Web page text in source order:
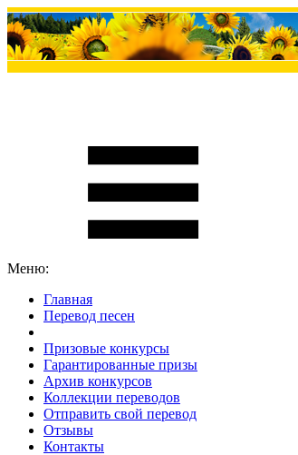
Меню:
Главная
Перевод песен
Призовые конкурсы
Гарантированные призы
Архив конкурсов
Коллекции переводов
Отправить свой перевод
Отзывы
Контакты